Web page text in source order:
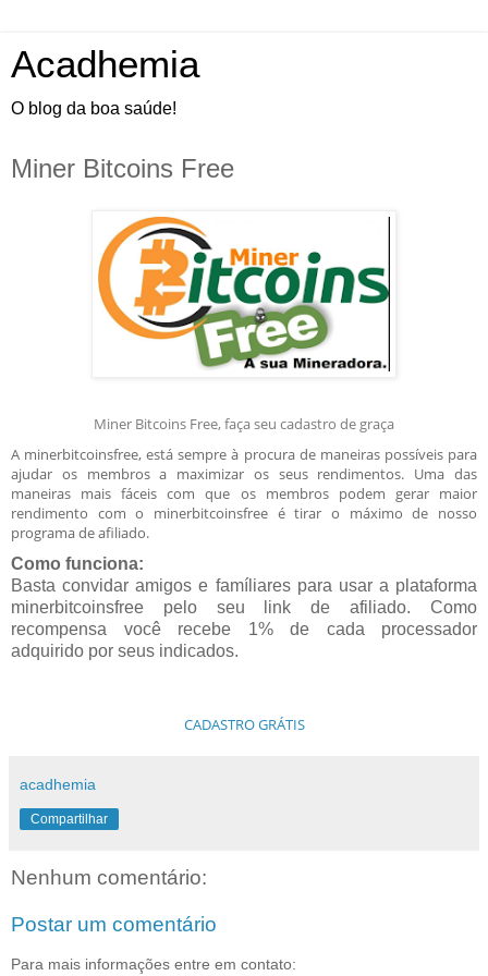
Acadhemia
O blog da boa saúde!
Miner Bitcoins Free
Miner Bitcoins Free, faça seu cadastro de graça
A minerbitcoinsfree, está sempre à procura de maneiras possíveis para
ajudar os membros a maximizar os seus rendimentos. Uma das
maneiras mais fáceis com que os membros podem gerar maior
rendimento com o minerbitcoinsfree é tirar o máximo de nosso
programa de afiliado.
Como funciona:
Basta convidar amigos e famíliares para usar a plataforma
minerbitcoinsfree pelo seu link de afiliado. Como
recompensa você recebe 1% de cada processador
adquirido por seus indicados.
CADASTRO GRÁTIS
acadhemia
Compartilhar
Nenhum comentário:
Postar um comentário
Para mais informações entre em contato: